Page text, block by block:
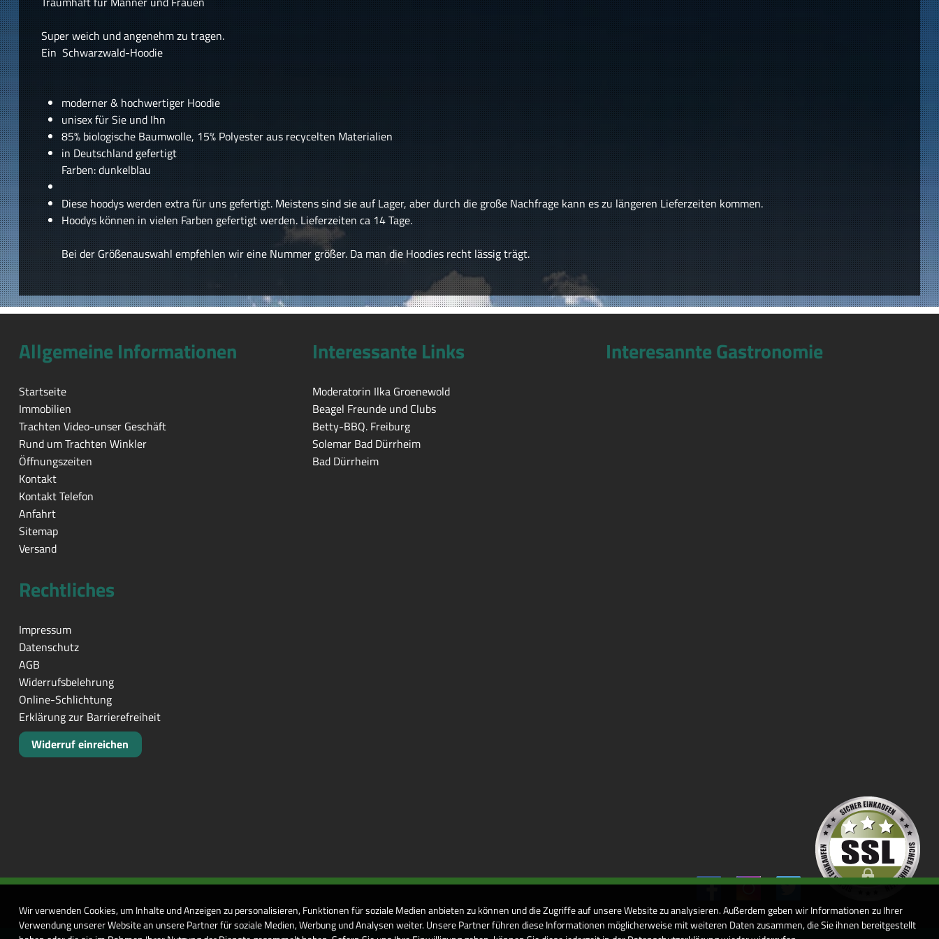
Super weich und angenehm zu tragen.
Ein Schwarzwald-Hoodie
moderner & hochwertiger Hoodie
unisex für Sie und Ihn
85% biologische Baumwolle, 15% Polyester aus recycelten Materialien
in Deutschland gefertigt
Farben: dunkelblau
Diese hoodys werden extra für uns gefertigt. Meistens sind sie auf Lager, aber durch die große Nachfrage kann es zu längeren Lieferzeiten kommen.
Hoodys können in vielen Farben gefertigt werden. Lieferzeiten ca 14 Tage.
Bei der Größenauswahl empfehlen wir eine Nummer größer. Da man die Hoodies recht lässig trägt.
Allgemeine Informationen
Startseite
Immobilien
Trachten Video-unser Geschäft
Rund um Trachten Winkler
Öffnungszeiten
Kontakt
Kontakt Telefon
Anfahrt
Sitemap
Versand
Interessante Links
Moderatorin Ilka Groenewold
Beagel Freunde und Clubs
Betty-BBQ. Freiburg
Solemar Bad Dürrheim
Bad Dürrheim
Interesannte Gastronomie
Rechtliches
Impressum
Datenschutz
AGB
Widerrufsbelehrung
Online-Schlichtung
Erklärung zur Barrierefreiheit
Widerruf einreichen
Wir verwenden Cookies, um Inhalte und Anzeigen zu personalisieren, Funktionen für soziale Medien anbieten zu können und die Zugriffe auf unsere Website zu analysieren. Außerdem geben wir Informationen zu Ihrer
Verwendung unserer Website an unsere Partner für soziale Medien, Werbung und Analysen weiter. Unsere Partner führen diese Informationen möglicherweise mit weiteren Daten zusammen, die Sie ihnen bereitgestellt